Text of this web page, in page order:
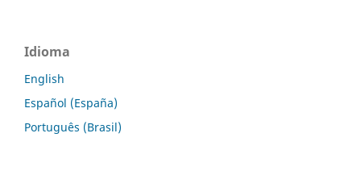
Idioma
English
Español (España)
Português (Brasil)